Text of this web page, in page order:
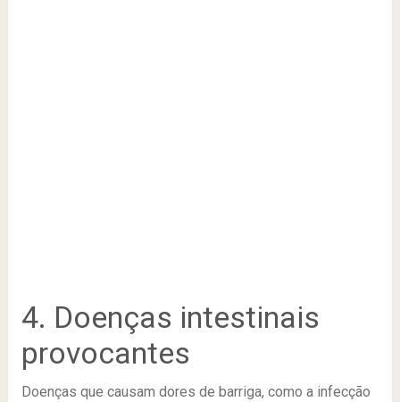
4. Doenças intestinais
provocantes
Doenças que causam dores de barriga, como a infecção